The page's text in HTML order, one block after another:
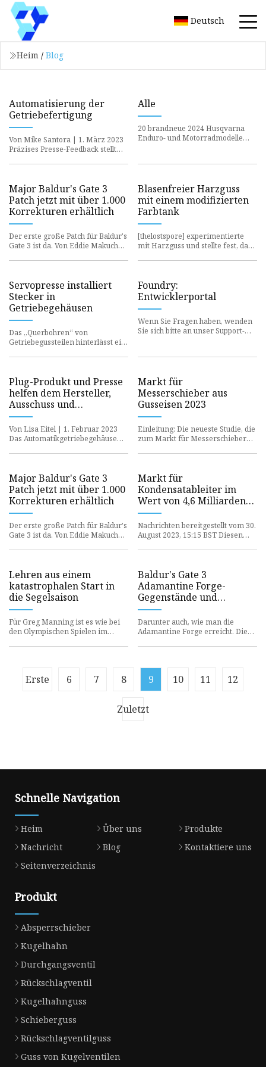
Deutsch
Heim / Blog
Automatisierung der
Getriebefertigung
Von Mike Santora | 1. März 2023
Präzises Presse-Feedback stellt
Alle
20 brandneue 2024 Husqvarna
Enduro- und Motorradmodelle
Konkurrenz zu
Major Baldur's Gate 3
Patch jetzt mit über 1.000
Korrekturen erhältlich
Der erste große Patch für Baldur's
Gate 3 ist da. Von Eddie Makuch
Blasenfreier Harzguss
mit einem modifizierten
Farbtank
[thelostspore] experimentierte
mit Harzguss und stellte fest, dass
Servopresse installiert
Stecker in
Getriebegehäusen
Das „Querbohren“ von
Getriebegussteilen hinterlässt ein
Foundry:
Entwicklerportal
Wenn Sie Fragen haben, wenden
Sie sich bitte an unser Support-
Übersetzen Sie I
Plug-Produkt und Presse
helfen dem Hersteller,
Ausschuss und
Garantieansprüche zu
reduzieren
Von Lisa Eitel | 1. Februar 2023
Das Automatikgetriebegehäuse
Markt für
Messerschieber aus
Gusseisen 2023
Einleitung: Die neueste Studie, die
zum Markt für Messerschieber
Major Baldur's Gate 3
Patch jetzt mit über 1.000
Korrekturen erhältlich
Der erste große Patch für Baldur's
Gate 3 ist da. Von Eddie Makuch
Markt für
Kondensatableiter im
Wert von 4,6 Milliarden
US-Dollar bis 2028
Nachrichten bereitgestellt vom 30.
August 2023, 15:15 BST Diesen
Lehren aus einem
katastrophalen Start in
die Segelsaison
Für Greg Manning ist es wie bei
den Olympischen Spielen im
Baldur's Gate 3
Adamantine Forge-
Gegenstände und
Formenstandorte
Darunter auch, wie man die
Adamantine Forge erreicht. Die
Erste 6 7 8 9 10 11 12
Zuletzt
Schnelle Navigation
Heim Über uns
Produkte
Nachricht
Blog
Kontaktiere uns
Seitenverzeichnis
Produkt
Absperrschieber
Kugelhahn
Durchgangsventil
Rückschlagventil
Kugelhahnguss
Schieberguss
Rückschlagventilguss
Guss von Kugelventilen